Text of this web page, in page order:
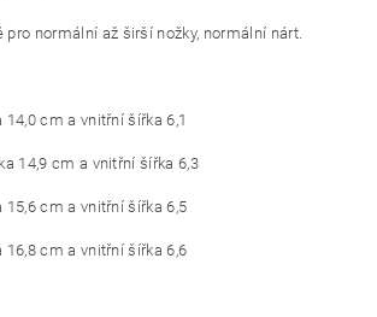
pro normální až širší nožky, normální nárt.
cm a vnitřní šířka 6,1
14,9 cm a vnitřní šířka 6,3
15,6 cm a vnitřní šířka 6,5
16,8 cm a vnitřní šířka 6,6